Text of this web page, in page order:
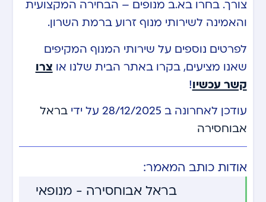
צורך. בחרו בא.ב מנופים – הבחירה המקצועית
והאמינה לשירותי מנוף זרוע ברמת השרון.
לפרטים נוספים על שירותי המנוף המקיפים
שאנו מציעים, בקרו באתר הבית שלנו או צרו
קשר עכשיו!
עודכן לאחרונה ב 28/12/2025 על ידי
בראל
אבוחסירה
אודות כותב המאמר:
בראל אבוחסירה - מנופאי